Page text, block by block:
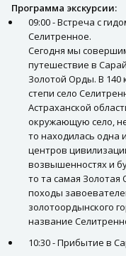
Программа экскурсии:
09:00 - Встреча с
Селитренное.
Сегодня мы
путешествие в
Золотой Орды. В 140
степи село
Астраханской
окружающую село,
то находилась одна
центров
возвышенностях и
то та самая
походы
золотоордынского
название
10:30 - Прибытие в